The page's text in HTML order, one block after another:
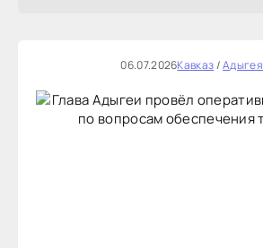
06.07.2026Кавказ/Адыгея